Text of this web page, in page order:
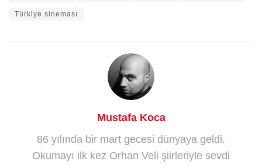
Türkiye sineması
Mustafa Koca
86 yılında bir mart gecesi dünyaya geldi.
Okumayı ilk kez Orhan Veli şiirleriyle sevdi